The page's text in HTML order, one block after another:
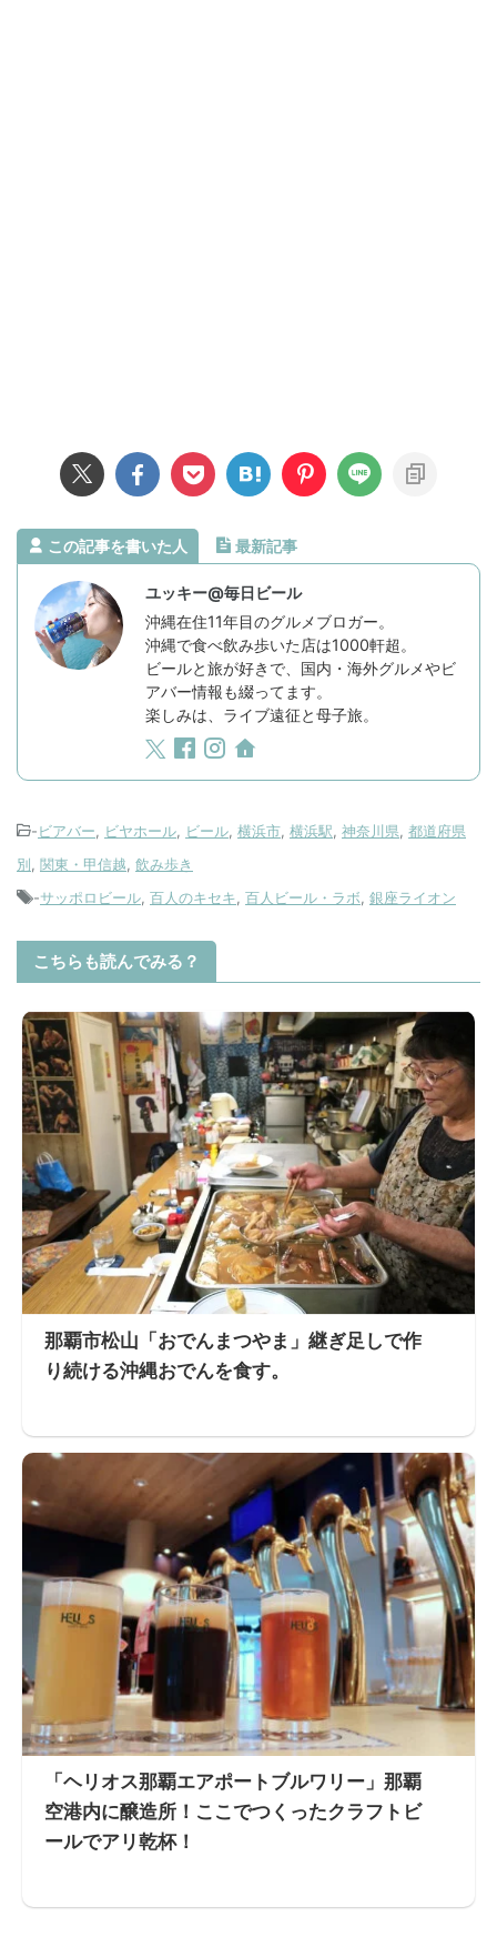
この記事を書いた人 最新記事
ユッキー@毎日ビール
沖縄在住11年目のグルメブロガー。
沖縄で食べ飲み歩いた店は1000軒超。
ビールと旅が好きで、国内・海外グルメやビ
アバー情報も綴ってます。
楽しみは、ライブ遠征と母子旅。
-ビアバー, ビヤホール, ビール, 横浜市, 横浜駅, 神奈川県, 都道府県
別, 関東・甲信越, 飲み歩き
-サッポロビール, 百人のキセキ, 百人ビール・ラボ, 銀座ライオン
こちらも読んでみる？
那覇市松山「おでんまつやま」継ぎ足しで作
り続ける沖縄おでんを食す。
「ヘリオス那覇エアポートブルワリー」那覇
空港内に醸造所！ここでつくったクラフトビ
ールでアリ乾杯！